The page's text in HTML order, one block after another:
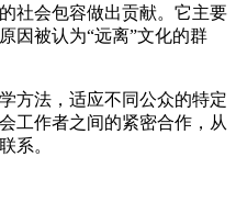
社会包容做出贡献。它主要
因被认为“远离”文化的群
方法，适应不同公众的特定
工作者之间的紧密合作，从
系。